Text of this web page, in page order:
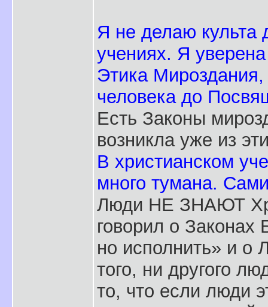
Я не делаю культа
учениях. Я
Этика Мироздания,
человека до
Есть Законы
возникла уже из
В христианском
много тумана.
Люди НЕ ЗНАЮТ
говорил о Законах
но исполнить» и о
того, ни другого
то, что если люди